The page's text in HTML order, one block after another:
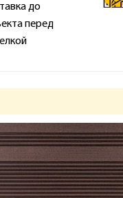
до
перед